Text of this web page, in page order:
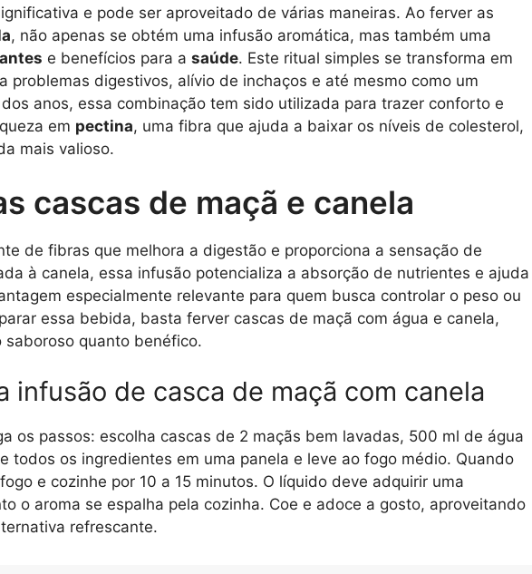
e pode ser aproveitado de várias maneiras. Ao ferver as
, não apenas se obtém uma infusão aromática, mas também uma
e benefícios para a saúde. Este ritual simples se transforma em
problemas digestivos, alívio de inchaços e até mesmo como um
anos, essa combinação tem sido utilizada para trazer conforto e
em pectina, uma fibra que ajuda a baixar os níveis de colesterol,
mais valioso.
cascas de maçã e canela
de fibras que melhora a digestão e proporciona a sensação de
à canela, essa infusão potencializa a absorção de nutrientes e ajuda
especialmente relevante para quem busca controlar o peso ou
essa bebida, basta ferver cascas de maçã com água e canela,
quanto benéfico.
infusão de casca de maçã com canela
os passos: escolha cascas de 2 maçãs bem lavadas, 500 ml de água
todos os ingredientes em uma panela e leve ao fogo médio. Quando
e cozinhe por 10 a 15 minutos. O líquido deve adquirir uma
o aroma se espalha pela cozinha. Coe e adoce a gosto, aproveitando
refrescante.